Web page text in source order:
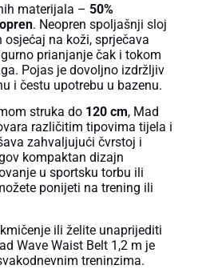
materijala – 50%
. Neopren spoljašnji sloj
osjećaj na koži, sprječava
prianjanje čak i tokom
Pojas je dovoljno izdržljiv
i čestu upotrebu u bazenu.
struka do 120 cm, Mad
različitim tipovima tijela i
zahvaljujući čvrstoj i
kompaktan dizajn
u sportsku torbu ili
ponijeti na trening ili
ili želite unaprijediti
Wave Waist Belt 1,2 m je
treninzima.